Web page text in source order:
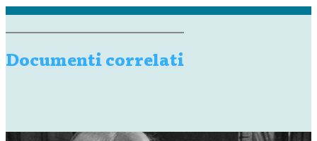
teatro da giovane grazie anche alla sua famiglia, visto che
poi partecipare…
Documenti correlati